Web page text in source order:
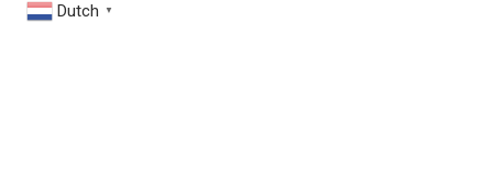
Dutch ▼